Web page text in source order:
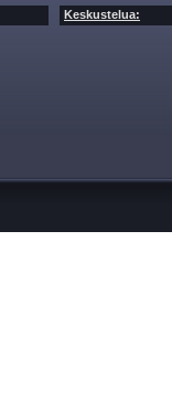
Keskustelua: